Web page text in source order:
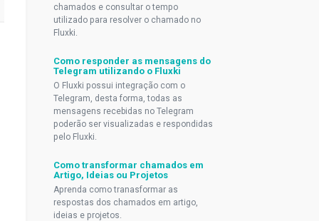
chamados e consultar o tempo
utilizado para resolver o chamado no
Fluxki.
Como responder as mensagens do
Telegram utilizando o Fluxki
O Fluxki possui integração com o
Telegram, desta forma, todas as
mensagens recebidas no Telegram
poderão ser visualizadas e respondidas
pelo Fluxki.
Como transformar chamados em
Artigo, Ideias ou Projetos
Aprenda como tranasformar as
respostas dos chamados em artigo,
ideias e projetos.